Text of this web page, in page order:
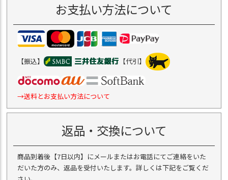
お支払い方法について
【振込】 【代引】
→送料とお支払い方法について
返品・交換について
商品到着後【7日以内】にメールまたはお電話にてご連絡をいた
だいた方のみ、返品を受付いたします。詳しくは下記をご覧くだ